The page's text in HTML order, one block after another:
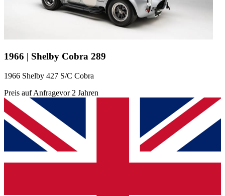
1966 | Shelby Cobra 289
1966 Shelby 427 S/C Cobra
Preis auf Anfragevor 2 Jahren